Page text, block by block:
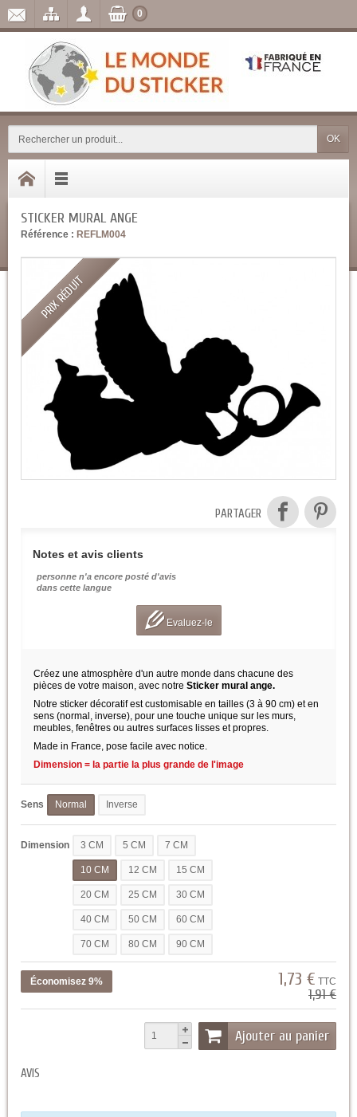
OK
0
STICKER MURAL ANGE
Référence : REFLM004
PRIX RÉDUIT
PARTAGER
Notes et avis clients
personne n'a encore posté d'avis
dans cette langue
Evaluez-le
Créez une atmosphère d'un autre monde dans chacune des
pièces de votre maison, avec notre Sticker mural ange.
Notre sticker décoratif est customisable en tailles (3 à 90 cm) et en
sens (normal, inverse), pour une touche unique sur les murs,
meubles, fenêtres ou autres surfaces lisses et propres.
Made in France, pose facile avec notice.
Dimension = la partie la plus grande de l'image
Sens Normal Inverse
Dimension 3 CM 5 CM 7 CM
10 CM 12 CM 15 CM
20 CM 25 CM 30 CM
40 CM 50 CM 60 CM
70 CM 80 CM 90 CM
Économisez 9% 1,73 € TTC
1,91 €
Ajouter au panier
AVIS